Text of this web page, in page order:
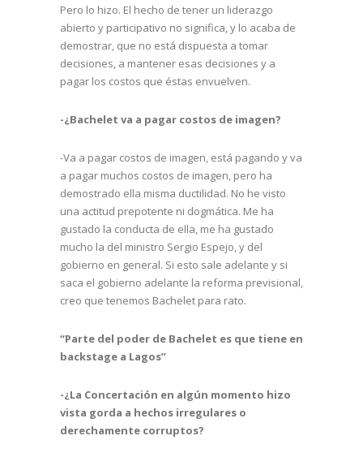
Pero lo hizo. El hecho de tener un liderazgo
abierto y participativo no significa, y lo acaba de
demostrar, que no está dispuesta a tomar
decisiones, a mantener esas decisiones y a
pagar los costos que éstas envuelven.
-¿Bachelet va a pagar costos de imagen?
-Va a pagar costos de imagen, está pagando y va
a pagar muchos costos de imagen, pero ha
demostrado ella misma ductilidad. No he visto
una actitud prepotente ni dogmática. Me ha
gustado la conducta de ella, me ha gustado
mucho la del ministro Sergio Espejo, y del
gobierno en general. Si esto sale adelante y si
saca el gobierno adelante la reforma previsional,
creo que tenemos Bachelet para rato.
“Parte del poder de Bachelet es que tiene en
backstage a Lagos”
-¿La Concertación en algún momento hizo
vista gorda a hechos irregulares o
derechamente corruptos?